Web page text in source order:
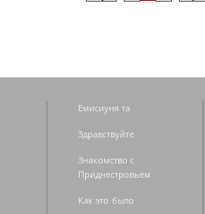
Емисиуня та
Здравствуйте
Знакомство с
Приднестровьем
Как это было